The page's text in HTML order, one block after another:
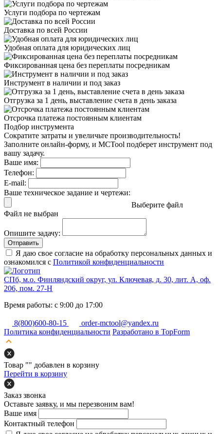
Услуги подбора по чертежам
Доставка по всей России
Удобная оплата для юридических лиц
Фиксированная цена без переплаты посредникам
Инструмент в наличии и под заказ
Отгрузка за 1 день, выставление счета в день заказа
Отсрочка платежа постоянным клиентам
Подбор инструмента
Сократите затраты и увеличьте производительность!
Заполните онлайн-форму, и MCTool подберет инструмент под
вашу задачу.
Ваше имя:
Телефон:
E-mail:
Ваше техническое задание и чертежи:
Выберите файл
Файл не выбран
Опишите задачу:
Отправить
Я даю свое согласие на обработку персональных данных и
ознакомился с Политикой конфиденциальности
СПб, м.о. Финляндский округ, ул. Ключевая, д. 30, лит. А, оф.
206, пом. 27-Н
Время работы: с 9:00 до 17:00
8(800)600-80-15
order-mctool@yandex.ru
Политика конфиденциальности Разработано в TopForm
Товар "" добавлен в корзину
Перейти в корзину
Заказ звонка
Оставьте заявку, и мы перезвоним вам!
Ваше имя
Контактный телефон